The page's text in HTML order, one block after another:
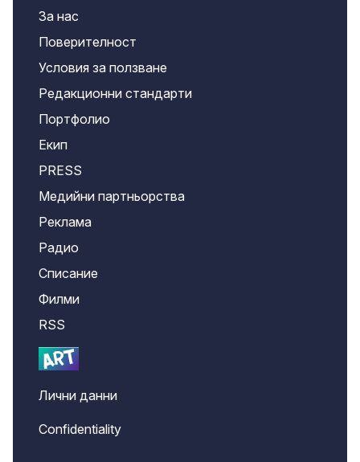
За нас
Поверителност
Условия за ползване
Редакционни стандарти
Портфолио
Екип
PRESS
Медийни партньорства
Реклама
Радио
Списание
Филми
RSS
Лични данни
Confidentiality